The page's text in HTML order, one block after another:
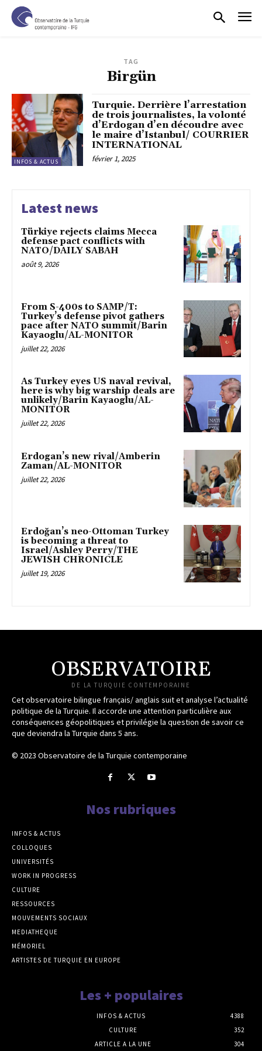
TAG
Birgün
INFOS & ACTUS
Turquie. Derrière l’arrestation
de trois journalistes, la volonté
d’Erdogan d’en découdre avec
le maire d’Istanbul/ COURRIER
INTERNATIONAL
février 1, 2025
Latest news
Türkiye rejects claims Mecca
defense pact conflicts with
NATO/DAILY SABAH
août 9, 2026
From S-400s to SAMP/T:
Turkey’s defense pivot gathers
pace after NATO summit/Barin
Kayaoglu/AL-MONITOR
juillet 22, 2026
As Turkey eyes US naval revival,
here is why big warship deals are
unlikely/Barin Kayaoglu/AL-
MONITOR
juillet 22, 2026
Erdogan’s new rival/Amberin
Zaman/AL-MONITOR
juillet 22, 2026
Erdoğan’s neo-Ottoman Turkey
is becoming a threat to
Israel/Ashley Perry/THE
JEWISH CHRONICLE
juillet 19, 2026
OBSERVATOIRE
DE LA TURQUIE CONTEMPORAINE
Cet observatoire bilingue français/ anglais suit et analyse l’actualité
politique de la Turquie. Il accorde une attention particulière aux
conséquences géopolitiques et privilégie la question de savoir ce
que deviendra la Turquie dans 5 ans.
© 2023 Observatoire de la Turquie contemporaine
Nos rubriques
INFOS & ACTUS
COLLOQUES
UNIVERSITÉS
WORK IN PROGRESS
CULTURE
RESSOURCES
MOUVEMENTS SOCIAUX
MEDIATHEQUE
MÉMORIEL
ARTISTES DE TURQUIE EN EUROPE
Les + populaires
INFOS & ACTUS
4388
CULTURE
352
ARTICLE A LA UNE
304